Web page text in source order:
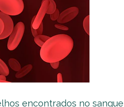
encontrados no sangue